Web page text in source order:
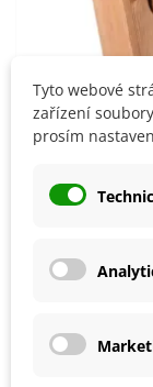
Ptačí budka pro
Tyto webové
zařízení
prosím